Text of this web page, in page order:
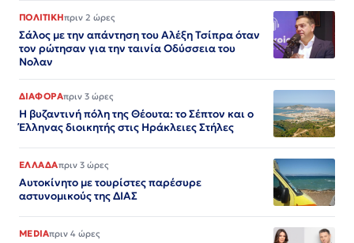
ΠΟΛΙΤΙΚΗπριν 2 ώρες
Σάλος με την απάντηση του Αλέξη Τσίπρα όταν
τον ρώτησαν για την ταινία Οδύσσεια του
Νολαν
ΔΙΑΦΟΡΑπριν 3 ώρες
Η βυζαντινή πόλη της Θέουτα: το Σέπτον και ο
Έλληνας διοικητής στις Ηράκλειες Στήλες
ΕΛΛΑΔΑπριν 3 ώρες
Αυτοκίνητο με τουρίστες παρέσυρε
αστυνομικούς της ΔΙΑΣ
MEDIAπριν 4 ώρες